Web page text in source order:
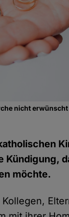
nicht erwünscht
Kündigung,
möchte.